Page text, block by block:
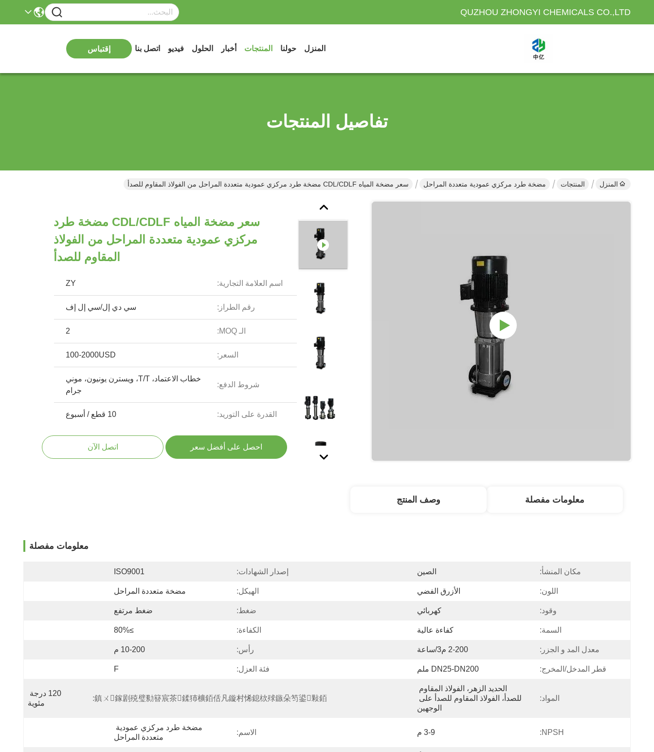
QUZHOU ZHONGYI CHEMICALS CO.,LTD
المنزل حولنا المنتجات أخبار الحلول فيديو اتصل بنا إقتباس
تفاصيل المنتجات
المنزل المنتجات مضخة طرد مركزي عمودية متعددة المراحل سعر مضخة المياه CDL/CDLF مضخة طرد مركزي عمودية متعددة المراحل من الفولاذ المقاوم للصدأ
سعر مضخة المياه CDL/CDLF مضخة طرد
مركزي عمودية متعددة المراحل من الفولاذ
المقاوم للصدأ
اسم العلامة التجارية: ZY
رقم الطراز: سي دي إل/سي إل إف
الـ MOQ: 2
السعر: 100-2000USD
شروط الدفع:
خطاب الاعتماد، T/T، ويسترن يونيون، موني
جرام
القدرة على التوريد: 10 قطع / أسبوع
احصل على أفضل سعر اتصل الآن
معلومات مفصلة وصف المنتج
معلومات مفصلة
مكان المنشأ: الصين إصدار الشهادات: ISO9001
اللون: الأزرق الفضي الهيكل: مضخة متعددة المراحل
وقود: كهربائي ضغط: ضغط مرتفع
السمة: كفاءة عالية الكفاءة: ≥80%
معدل المد و الجزر: 2-200 م3/ساعة رأس: 10-200 م
قطر المدخل/المخرج: DN25-DN200 ملم فئة العزل: F
المواد:
الوجهين
鎮ㄨ鎵剧殑璧勬簮宸茶鍒犻櫎銆佸凡鏇村悕鎴栨殏鏃朵笉鍙敤銆:
مئوية
NPSH: 3-9 م الاسم:
متعددة المراحل